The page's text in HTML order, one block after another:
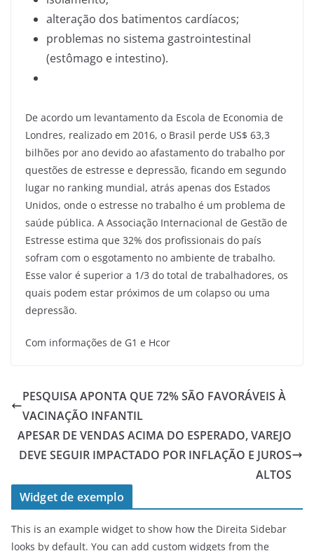
alteração dos batimentos cardíacos;
problemas no sistema gastrointestinal
(estômago e intestino).
De acordo um levantamento da Escola de Economia de
Londres, realizado em 2016, o Brasil perde US$ 63,3
bilhões por ano devido ao afastamento do trabalho por
questões de estresse e depressão, ficando em segundo
lugar no ranking mundial, atrás apenas dos Estados
Unidos, onde o estresse no trabalho é um problema de
saúde pública. A Associação Internacional de Gestão de
Estresse estima que 32% dos profissionais do país
sofram com o esgotamento no ambiente de trabalho.
Esse valor é superior a 1/3 do total de trabalhadores, os
quais podem estar próximos de um colapso ou uma
depressão.
Com informações de G1 e Hcor
PESQUISA APONTA QUE 72% SÃO FAVORÁVEIS À
VACINAÇÃO INFANTIL
APESAR DE VENDAS ACIMA DO ESPERADO, VAREJO
DEVE SEGUIR IMPACTADO POR INFLAÇÃO E JUROS
ALTOS
Widget de exemplo
This is an example widget to show how the Direita Sidebar
looks by default. You can add custom widgets from the